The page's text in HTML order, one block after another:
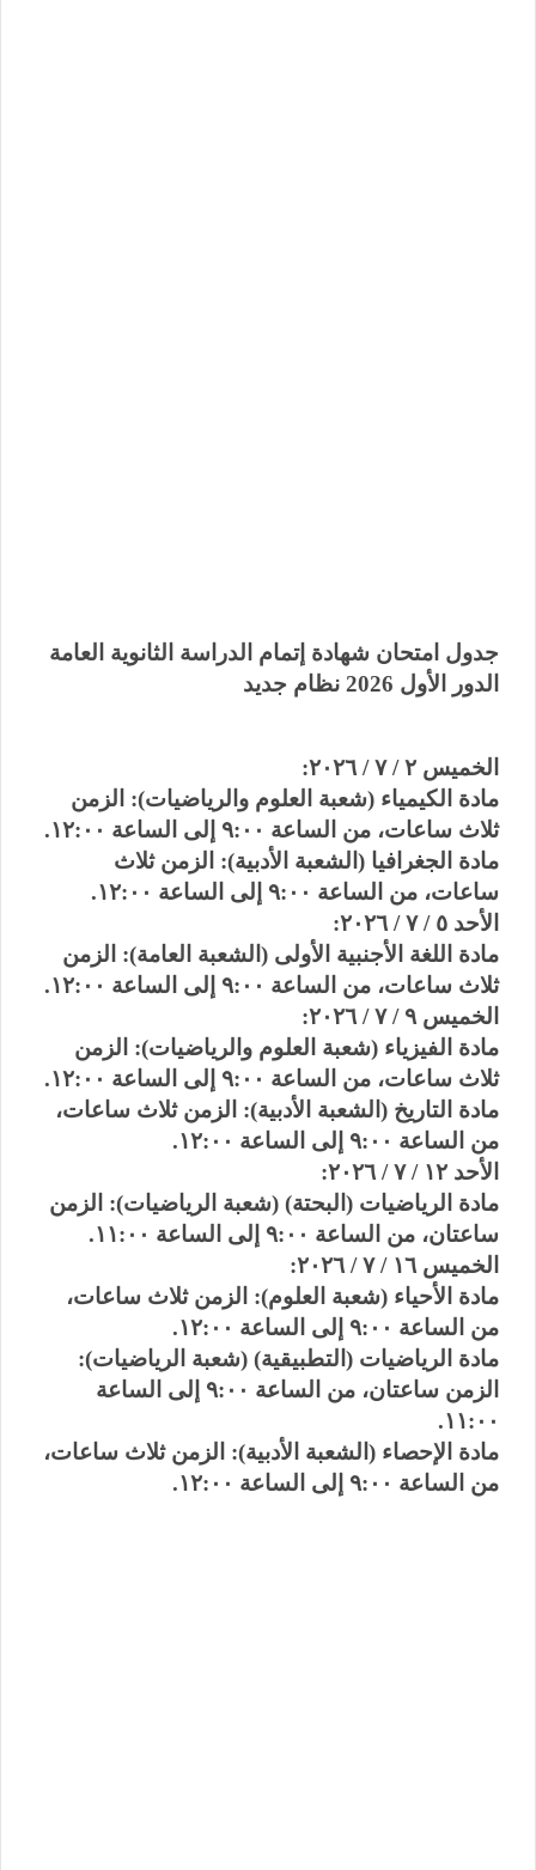
جدول امتحان شهادة إتمام الدراسة الثانوية العامة ​
الدور الأول 2026 نظام جديد
​الخميس ٢ / ٧ / ٢٠٢٦:
​مادة الكيمياء (شعبة العلوم والرياضيات): الزمن
ثلاث ساعات، من الساعة ٩:٠٠ إلى الساعة ١٢:٠٠.
​مادة الجغرافيا (الشعبة الأدبية): الزمن ثلاث
ساعات، من الساعة ٩:٠٠ إلى الساعة ١٢:٠٠.
​الأحد ٥ / ٧ / ٢٠٢٦:
​مادة اللغة الأجنبية الأولى (الشعبة العامة): الزمن
ثلاث ساعات، من الساعة ٩:٠٠ إلى الساعة ١٢:٠٠.
​الخميس ٩ / ٧ / ٢٠٢٦:
​مادة الفيزياء (شعبة العلوم والرياضيات): الزمن
ثلاث ساعات، من الساعة ٩:٠٠ إلى الساعة ١٢:٠٠.
​مادة التاريخ (الشعبة الأدبية): الزمن ثلاث ساعات،
من الساعة ٩:٠٠ إلى الساعة ١٢:٠٠.
​الأحد ١٢ / ٧ / ٢٠٢٦:
​مادة الرياضيات (البحتة) (شعبة الرياضيات): الزمن
ساعتان، من الساعة ٩:٠٠ إلى الساعة ١١:٠٠.
​الخميس ١٦ / ٧ / ٢٠٢٦:
​مادة الأحياء (شعبة العلوم): الزمن ثلاث ساعات،
من الساعة ٩:٠٠ إلى الساعة ١٢:٠٠.
​مادة الرياضيات (التطبيقية) (شعبة الرياضيات):
الزمن ساعتان، من الساعة ٩:٠٠ إلى الساعة
١١:٠٠.
​مادة الإحصاء (الشعبة الأدبية): الزمن ثلاث ساعات،
من الساعة ٩:٠٠ إلى الساعة ١٢:٠٠.